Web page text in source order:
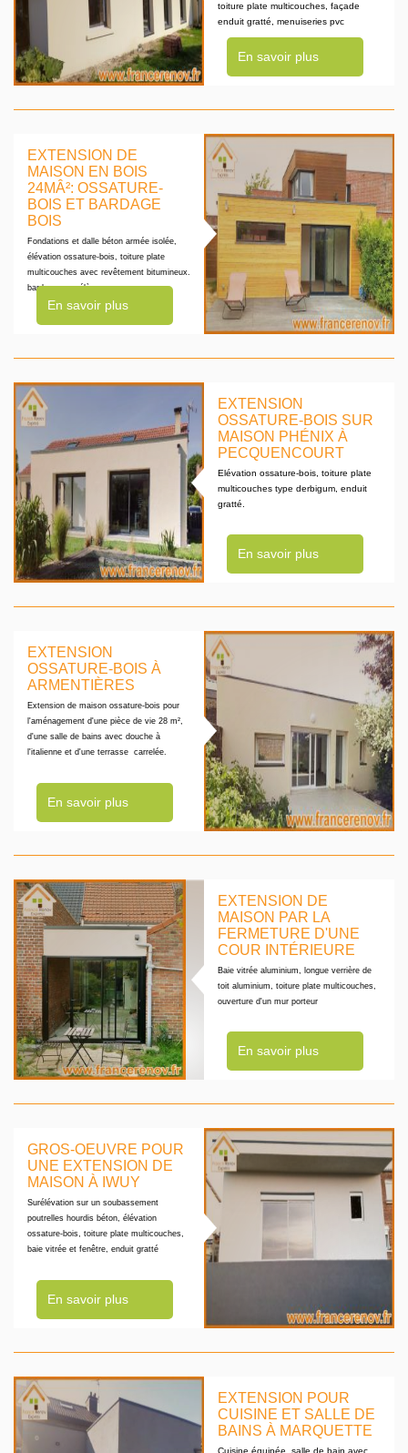
toiture plate multicouches, façade
enduit gratté, menuiseries pvc
En savoir plus
EXTENSION DE
MAISON EN BOIS
24MÂ²: OSSATURE-
BOIS ET BARDAGE
BOIS
Fondations et dalle béton armée isolée,
élévation ossature-bois, toiture plate
multicouches avec revêtement bitumineux.
bardage en mélèze
En savoir plus
EXTENSION
OSSATURE-BOIS SUR
MAISON PHÉNIX À
PECQUENCOURT
Elévation ossature-bois, toiture plate
multicouches type derbigum, enduit
gratté.
En savoir plus
EXTENSION
OSSATURE-BOIS À
ARMENTIÈRES
Extension de maison ossature-bois pour
l'aménagement d'une pièce de vie 28 m²,
d'une salle de bains avec douche à
l'italienne et d'une terrasse carrelée.
En savoir plus
EXTENSION DE
MAISON PAR LA
FERMETURE D'UNE
COUR INTÉRIEURE
Baie vitrée aluminium, longue verrière de
toit aluminium, toiture plate multicouches,
ouverture d'un mur porteur
En savoir plus
GROS-OEUVRE POUR
UNE EXTENSION DE
MAISON À IWUY
Surélévation sur un soubassement
poutrelles hourdis béton, élévation
ossature-bois, toiture plate multicouches,
baie vitrée et fenêtre, enduit gratté
En savoir plus
EXTENSION POUR
CUISINE ET SALLE DE
BAINS À MARQUETTE
Cuisine équipée, salle de bain avec